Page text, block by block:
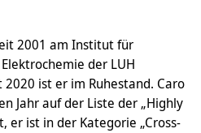
2001 am Institut für
der LUH
ist er im Ruhestand. Caro
Jahr auf der Liste der „Highly
er ist in der Kategorie „Cross-